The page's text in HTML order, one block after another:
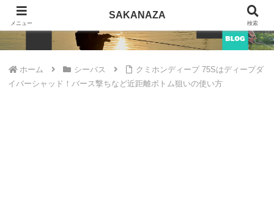
SAKANAZA
ホーム シーバス
クミホンディープ 75Sはディープダ
イバーシャッド！バース撃ちなど近距離ボトム狙いの使い方
メニュー
SAKANAZA
検索